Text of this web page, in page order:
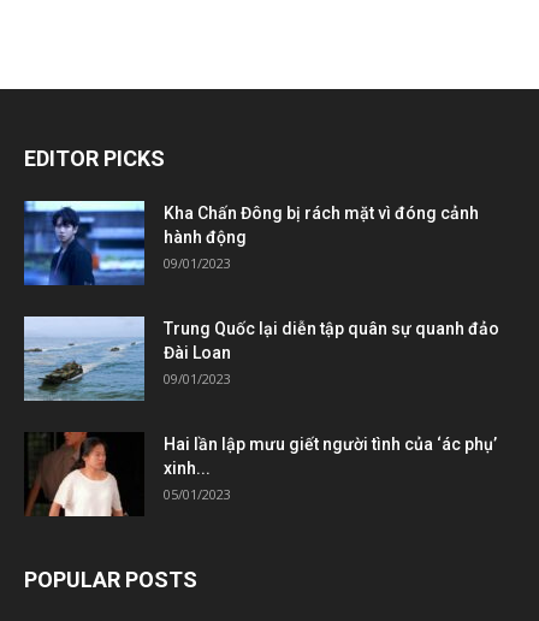
EDITOR PICKS
Kha Chấn Đông bị rách mặt vì đóng cảnh
hành động
09/01/2023
Trung Quốc lại diễn tập quân sự quanh đảo
Đài Loan
09/01/2023
Hai lần lập mưu giết người tình của ‘ác phụ’
xinh...
05/01/2023
POPULAR POSTS